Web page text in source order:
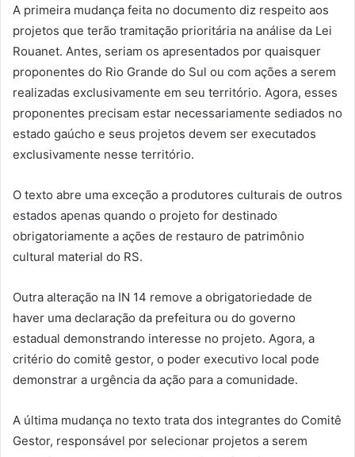
A primeira mudança feita no documento diz respeito aos
projetos que terão tramitação prioritária na análise da Lei
Rouanet. Antes, seriam os apresentados por quaisquer
proponentes do Rio Grande do Sul ou com ações a serem
realizadas exclusivamente em seu território. Agora, esses
proponentes precisam estar necessariamente sediados no
estado gaúcho e seus projetos devem ser executados
exclusivamente nesse território.
O texto abre uma exceção a produtores culturais de outros
estados apenas quando o projeto for destinado
obrigatoriamente a ações de restauro de patrimônio
cultural material do RS.
Outra alteração na IN 14 remove a obrigatoriedade de
haver uma declaração da prefeitura ou do governo
estadual demonstrando interesse no projeto. Agora, a
critério do comitê gestor, o poder executivo local pode
demonstrar a urgência da ação para a comunidade.
A última mudança no texto trata dos integrantes do Comitê
Gestor, responsável por selecionar projetos a serem